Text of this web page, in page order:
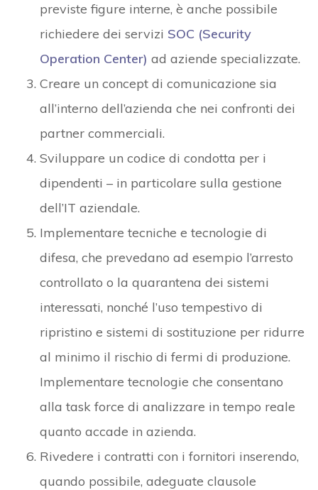
previste figure interne, è anche possibile
richiedere dei servizi SOC (Security
Operation Center) ad aziende specializzate.
Creare un concept di comunicazione sia
all’interno dell’azienda che nei confronti dei
partner commerciali.
Sviluppare un codice di condotta per i
dipendenti – in particolare sulla gestione
dell’IT aziendale.
Implementare tecniche e tecnologie di
difesa, che prevedano ad esempio l’arresto
controllato o la quarantena dei sistemi
interessati, nonché l’uso tempestivo di
ripristino e sistemi di sostituzione per ridurre
al minimo il rischio di fermi di produzione.
Implementare tecnologie che consentano
alla task force di analizzare in tempo reale
quanto accade in azienda.
Rivedere i contratti con i fornitori inserendo,
quando possibile, adeguate clausole